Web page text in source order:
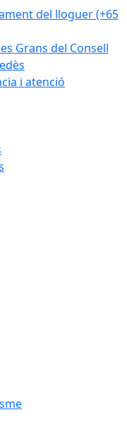
del lloguer (+65
Grans del Consell
i atenció